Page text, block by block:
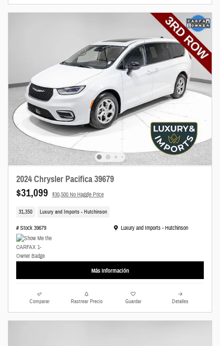
2024 Chrysler Pacifica 39679
$31,099 $30,500 No Haggle Price
31,350 Luxury and Imports - Hutchinson
# Stock 39679 Ubicación: Luxury and Imports - Hutchinson
Luxury and Imports - Hutchinson
Más Información
Comparar Rastrear Precio Guardar Detalles